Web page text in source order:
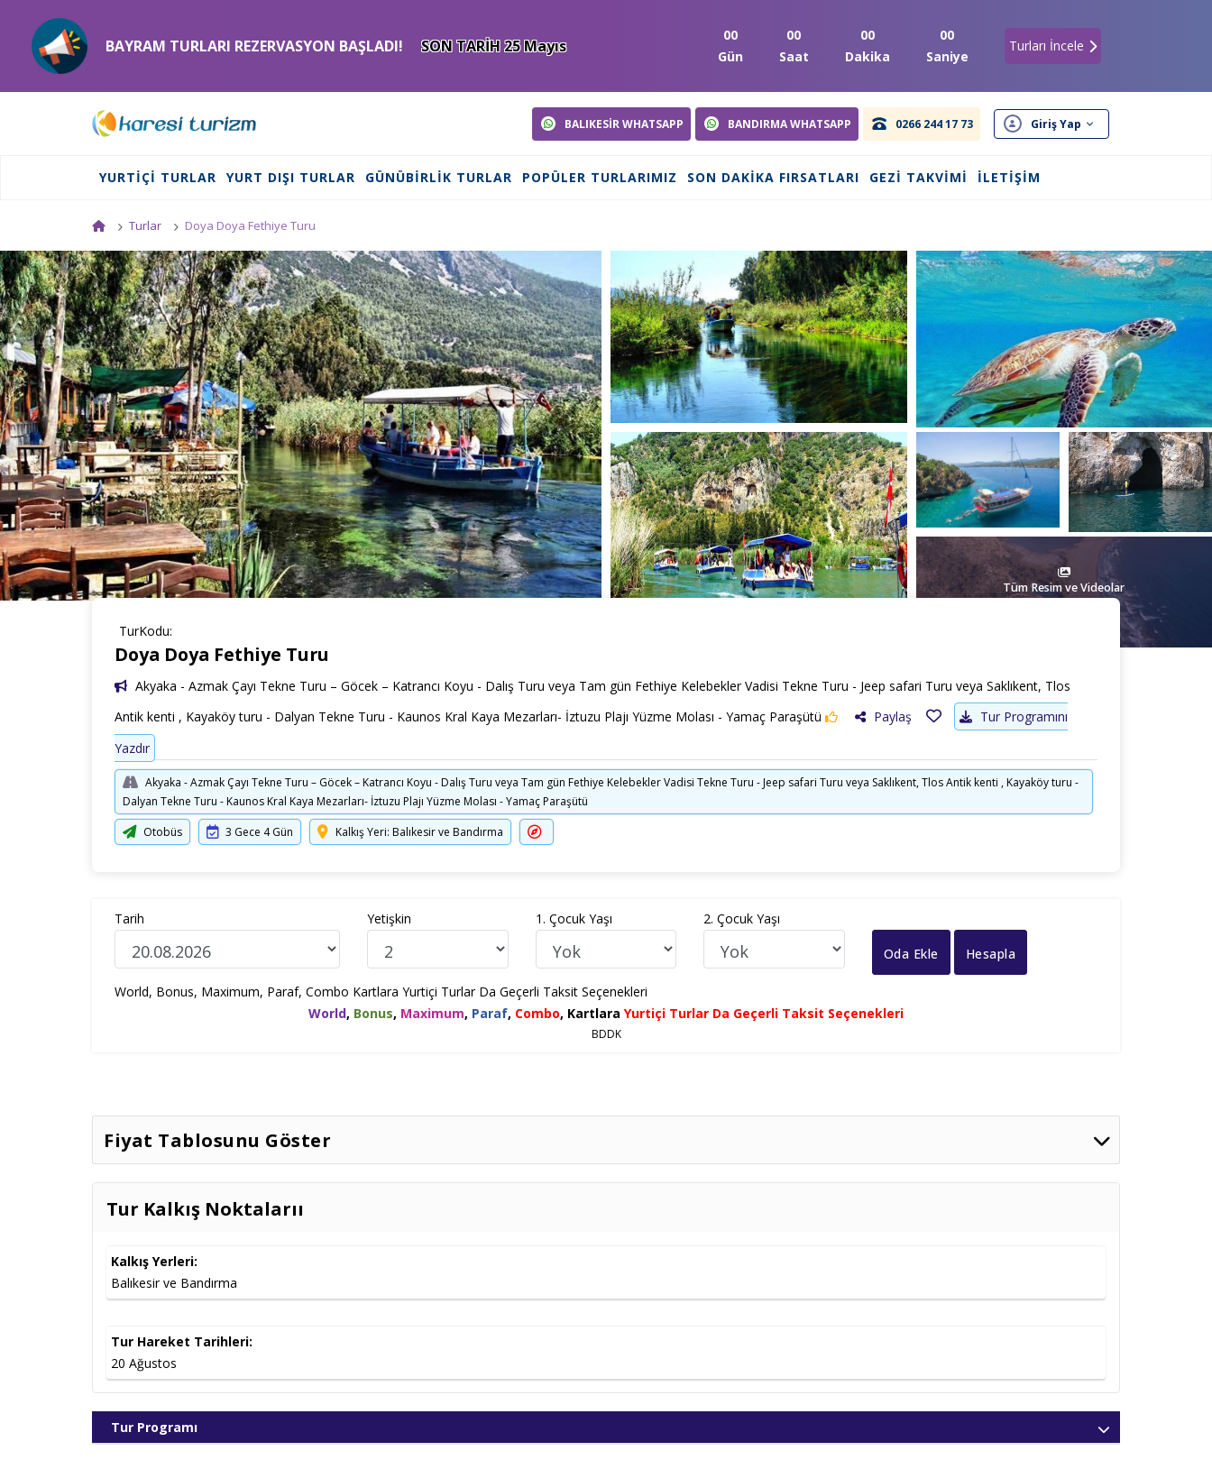
BAYRAM TURLARI REZERVASYON BAŞLADI! SON TARİH 25 Mayıs
00
Gün
00
Saat
00
Dakika
00
Saniye
Turları İncele
BALIKESİR WHATSAPP BANDIRMA WHATSAPP 0266 244 17 73 Giriş Yap
YURTIÇI TURLAR YURT DIŞI TURLAR GÜNÜBIRLIK TURLAR POPÜLER TURLARIMIZ SON DAKIKA FIRSATLARI GEZI TAKVIMI İLETIŞIM
Turlar Doya Doya Fethiye Turu
Tüm Resim ve Videolar
TurKodu:
Doya Doya Fethiye Turu
Akyaka - Azmak Çayı Tekne Turu – Göcek – Katrancı Koyu - Dalış Turu veya Tam gün Fethiye Kelebekler Vadisi Tekne Turu - Jeep safari Turu veya Saklıkent, Tlos
Antik kenti , Kayaköy turu - Dalyan Tekne Turu - Kaunos Kral Kaya Mezarları- İztuzu Plajı Yüzme Molası - Yamaç Paraşütü
Paylaş
Tur Programını
Yazdır
Akyaka - Azmak Çayı Tekne Turu – Göcek – Katrancı Koyu - Dalış Turu veya Tam gün Fethiye Kelebekler Vadisi Tekne Turu - Jeep safari Turu veya Saklıkent, Tlos Antik kenti , Kayaköy turu -
Dalyan Tekne Turu - Kaunos Kral Kaya Mezarları- İztuzu Plajı Yüzme Molası - Yamaç Paraşütü
Otobüs
3 Gece 4 Gün Kalkış Yeri: Balıkesir ve Bandırma
Tarih Yetişkin 1. Çocuk Yaşı 2. Çocuk Yaşı
Oda Ekle Hesapla
World, Bonus, Maximum, Paraf, Combo Kartlara Yurtiçi Turlar Da Geçerli Taksit Seçenekleri
World, Bonus, Maximum, Paraf, Combo, Kartlara Yurtiçi Turlar Da Geçerli Taksit Seçenekleri
BDDK
Fiyat Tablosunu Göster
Tarih Müsaitlik
Tur Kalkış Noktalarıı
Kalkış Yerleri:
Balıkesir ve Bandırma
Tur Hareket Tarihleri:
20 Ağustos
Tur Programı